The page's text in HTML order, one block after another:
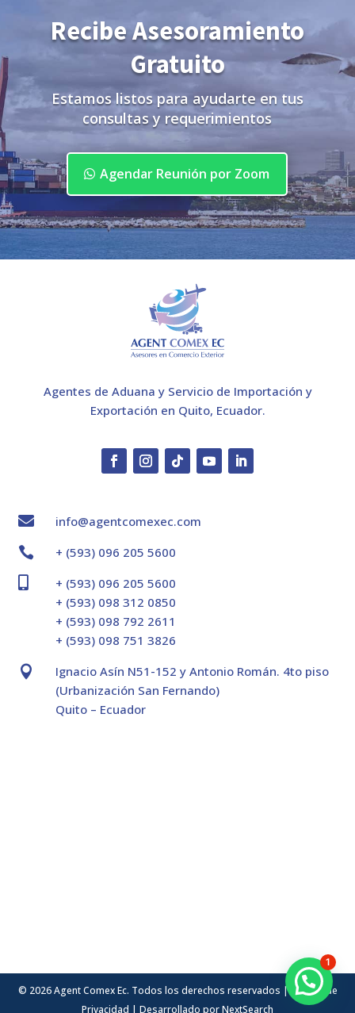
Recibe Asesoramiento
Gratuito
Estamos listos para ayudarte en tus
consultas y requerimientos
Agendar Reunión por Zoom
Agentes de Aduana y Servicio de Importación y
Exportación en Quito, Ecuador.

info@agentcomexec.com

+ (593) 096 205 5600

+ (593) 096 205 5600
+ (593) 098 312 0850
+ (593) 098 792 2611
+ (593) 098 751 3826

Ignacio Asín N51-152 y Antonio Román. 4to piso
(Urbanización San Fernando)
Quito – Ecuador
© 2026 Agent Comex Ec. Todos los derechos reservados | Política de
Privacidad | Desarrollado porNextSearch
1